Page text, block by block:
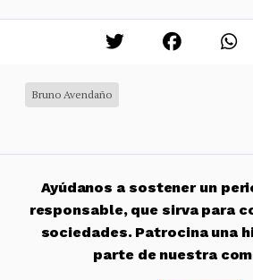
Bruno Avendaño
Ayúdanos a sostener un
responsable, que sirva para
sociedades. Patrocina una
parte de nuestra